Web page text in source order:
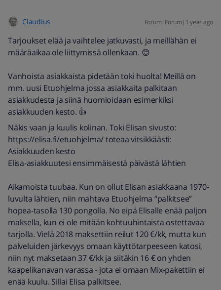
Claudius Forum|Forum|1 year ago
Tarjoukset elää ja vaihtelee jatkuvasti, ja meillähän ei
määräaikaa ole liittymissä ollenkaan. 😊
Vanhoista asiakkaista pidetään toki huolta! Meillä on
mm. uusi Etuohjelma jossa asiakkaita palkitaan
asiakkudesta ja siinä huomioidaan esimerkiksi
asiakkuuden kesto. 👍
Näkis vaan ja kuulis kolinan. Toki Elisan sivusto:
https://elisa.fi/etuohjelma/ toteaa vitsikkäästi:
Asiakkuuden kesto
Elisa-asiakkuutesi ensimmäisestä päivästä lähtien
Aikamoista tuubaa. Kun on ollut Elisan asiakkaana 1970-
luvulta lähtien, niin mahtava Etuohjelma “palkitsee”
hopea-tasolla 130 pongolla. No eipä Elisalle enää paljon
maksella, kun ei ole mitään kohtuuhintaista ostettavaa
tarjolla. Vielä 2018 maksettiin reilut 120 €/kk, mutta kun
palveluiden järkevyys omaan käyttötarpeeseen katosi,
niin nyt maksetaan 37 €/kk ja siitäkin 16 € on yhden
kaapelikanavan varassa - jota ei omaan Mix-pakettiin ei
enää kuulu. Sillai Elisa palkitsee.